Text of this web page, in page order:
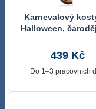
Karnevalový
Halloween,
439 Kč
Do 1–3 pracovních